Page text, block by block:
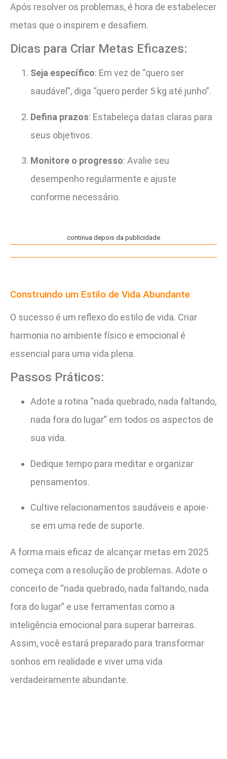
Após resolver os problemas, é hora de estabelecer
metas que o inspirem e desafiem.
Dicas para Criar Metas Eficazes:
Seja específico: Em vez de “quero ser
saudável”, diga “quero perder 5 kg até junho”.
Defina prazos: Estabeleça datas claras para
seus objetivos.
Monitore o progresso: Avalie seu
desempenho regularmente e ajuste
conforme necessário.
continua depois da publicidade
Construindo um Estilo de Vida Abundante
O sucesso é um reflexo do estilo de vida. Criar
harmonia no ambiente físico e emocional é
essencial para uma vida plena.
Passos Práticos:
Adote a rotina “nada quebrado, nada faltando,
nada fora do lugar” em todos os aspectos de
sua vida.
Dedique tempo para meditar e organizar
pensamentos.
Cultive relacionamentos saudáveis e apoie-
se em uma rede de suporte.
A forma mais eficaz de alcançar metas em 2025
começa com a resolução de problemas. Adote o
conceito de “nada quebrado, nada faltando, nada
fora do lugar” e use ferramentas como a
inteligência emocional para superar barreiras.
Assim, você estará preparado para transformar
sonhos em realidade e viver uma vida
verdadeiramente abundante.